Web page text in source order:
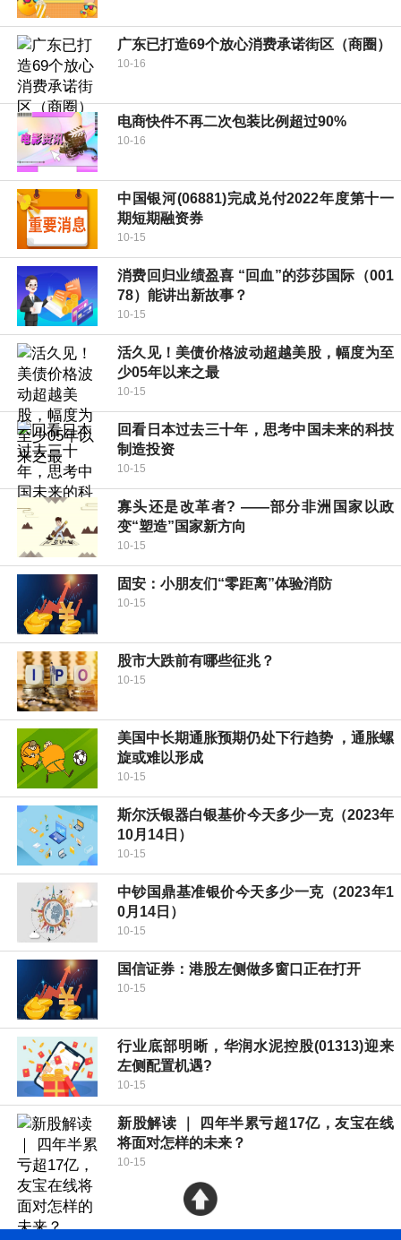
广东已打造69个放心消费承诺街区（商圈）
10-16
电商快件不再二次包装比例超过90%
10-16
中国银河(06881)完成兑付2022年度第十一
期短期融资券
10-15
消费回归业绩盈喜 “回血”的莎莎国际（001
78）能讲出新故事？
10-15
活久见！美债价格波动超越美股，幅度为至
少05年以来之最
10-15
回看日本过去三十年，思考中国未来的科技
制造投资
10-15
寡头还是改革者? ——部分非洲国家以政
变“塑造”国家新方向
10-15
固安：小朋友们“零距离”体验消防
10-15
股市大跌前有哪些征兆？
10-15
美国中长期通胀预期仍处下行趋势 ，通胀螺
旋或难以形成
10-15
斯尔沃银器白银基价今天多少一克（2023年
10月14日）
10-15
中钞国鼎基准银价今天多少一克（2023年1
0月14日）
10-15
国信证券：港股左侧做多窗口正在打开
10-15
行业底部明晰，华润水泥控股(01313)迎来
左侧配置机遇?
10-15
新股解读 ｜ 四年半累亏超17亿，友宝在线
将面对怎样的未来？
10-15